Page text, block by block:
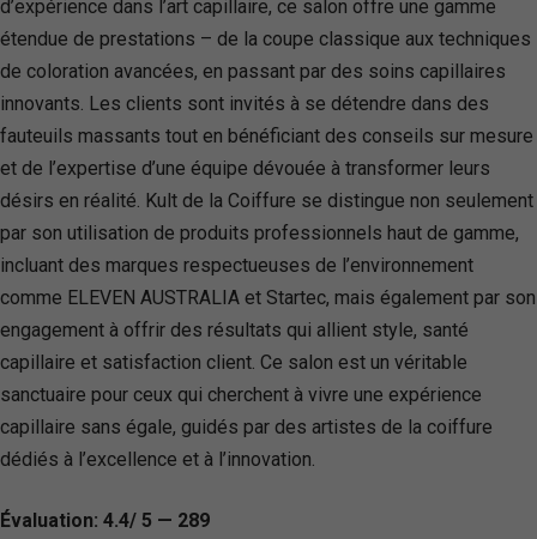
d’expérience dans l’art capillaire, ce salon offre une gamme
étendue de prestations – de la coupe classique aux techniques
de coloration avancées, en passant par des soins capillaires
innovants. Les clients sont invités à se détendre dans des
fauteuils massants tout en bénéficiant des conseils sur mesure
et de l’expertise d’une équipe dévouée à transformer leurs
désirs en réalité. Kult de la Coiffure se distingue non seulement
par son utilisation de produits professionnels haut de gamme,
incluant des marques respectueuses de l’environnement
comme ELEVEN AUSTRALIA et Startec, mais également par son
engagement à offrir des résultats qui allient style, santé
capillaire et satisfaction client. Ce salon est un véritable
sanctuaire pour ceux qui cherchent à vivre une expérience
capillaire sans égale, guidés par des artistes de la coiffure
dédiés à l’excellence et à l’innovation.
Évaluation: 4.4/ 5 — 289